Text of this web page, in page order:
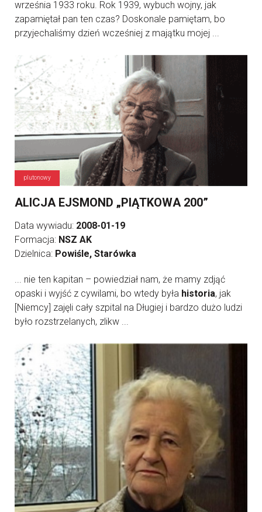
września 1933 roku. Rok 1939, wybuch wojny, jak
zapamiętał pan ten czas? Doskonale pamiętam, bo
przyjechaliśmy dzień wcześniej z majątku mojej ...
plutonowy
ALICJA EJSMOND „PIĄTKOWA 200”
Data wywiadu: 2008-01-19
Formacja: NSZ AK
Dzielnica: Powiśle, Starówka
... nie ten kapitan – powiedział nam, że mamy zdjąć
opaski i wyjść z cywilami, bo wtedy była historia, jak
[Niemcy] zajęli cały szpital na Długiej i bardzo dużo ludzi
było rozstrzelanych, zlikw ...